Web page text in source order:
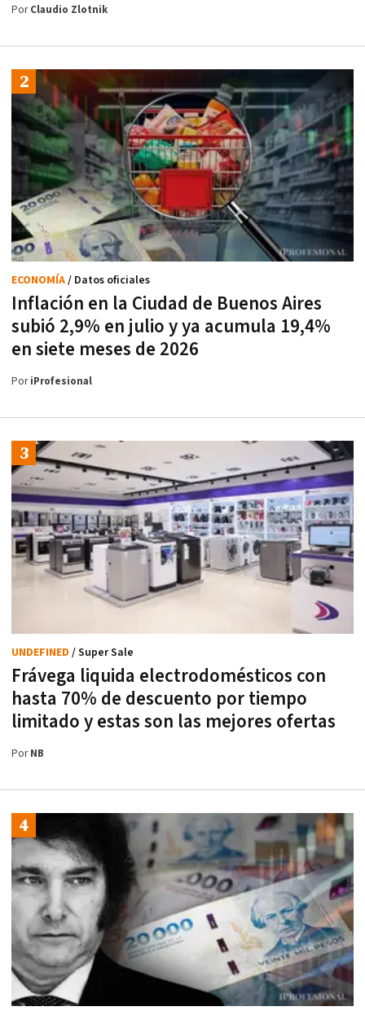
PorClaudio Zlotnik
Inflación en la Ciudad de Buenos Aires
subió 2,9% en julio y ya acumula 19,4%
en siete meses de 2026
ECONOMÍA/ Datos oficiales
PoriProfesional
Frávega liquida electrodomésticos con
hasta 70% de descuento por tiempo
limitado y estas son las mejores ofertas
UNDEFINED / Super Sale
PorNB